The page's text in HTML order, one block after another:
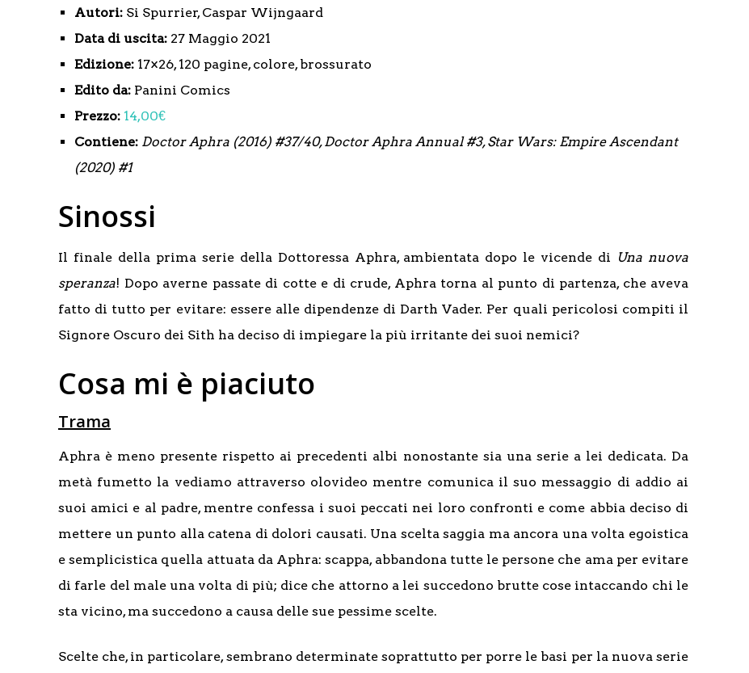
Autori: Si Spurrier, Caspar Wijngaard
Data di uscita: 27 Maggio 2021
Edizione: 17×26, 120 pagine, colore, brossurato
Edito da: Panini Comics
Prezzo: 14,00€
Contiene: Doctor Aphra (2016) #37/40, Doctor Aphra Annual #3, Star Wars: Empire Ascendant
(2020) #1
Sinossi
Il finale della prima serie della Dottoressa Aphra, ambientata dopo le vicende di Una nuova
speranza! Dopo averne passate di cotte e di crude, Aphra torna al punto di partenza, che aveva
fatto di tutto per evitare: essere alle dipendenze di Darth Vader. Per quali pericolosi compiti il
Signore Oscuro dei Sith ha deciso di impiegare la più irritante dei suoi nemici?
Cosa mi è piaciuto
Trama
Aphra è meno presente rispetto ai precedenti albi nonostante sia una serie a lei dedicata. Da
metà fumetto la vediamo attraverso olovideo mentre comunica il suo messaggio di addio ai
suoi amici e al padre, mentre confessa i suoi peccati nei loro confronti e come abbia deciso di
mettere un punto alla catena di dolori causati. Una scelta saggia ma ancora una volta egoistica
e semplicistica quella attuata da Aphra: scappa, abbandona tutte le persone che ama per evitare
di farle del male una volta di più; dice che attorno a lei succedono brutte cose intaccando chi le
sta vicino, ma succedono a causa delle sue pessime scelte.
Scelte che, in particolare, sembrano determinate soprattutto per porre le basi per la nuova serie